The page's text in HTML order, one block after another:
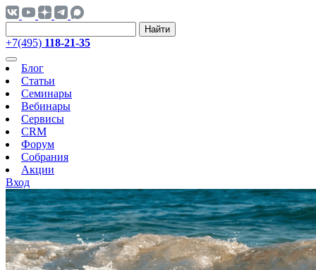
Найти
+7(495) 118-21-35
Блог
Статьи
Семинары
Вебинары
Сервисы
CRM
Форум
Собрания
Акции
Вход